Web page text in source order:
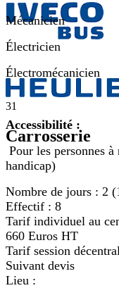
31
Carrosserie
Mécanicien
Électricien
Électromécanicien
Accessibilité :
Pour les personnes
handicap)
Nombre de jours : 2
Effectif : 8
Tarif individuel au
660 Euros HT
Tarif session
Suivant devis
Lieu :